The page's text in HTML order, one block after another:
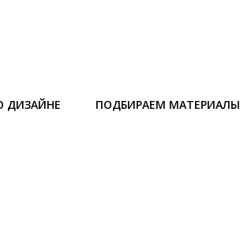
ДИЗАЙНЕ ПОДБИРАЕМ МАТЕРИАЛЫ